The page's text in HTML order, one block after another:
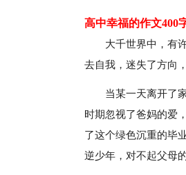
高中幸福的作文400
大千世界中，有
去自我，迷失了方向
当某一天离开了
时期忽视了爸妈的爱
了这个绿色沉重的毕
逆少年，对不起父母